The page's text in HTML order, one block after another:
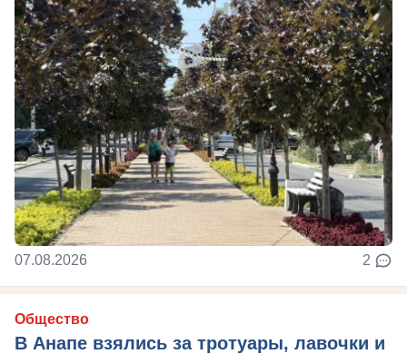
07.08.2026 2
Общество
В Анапе взялись за тротуары, лавочки и